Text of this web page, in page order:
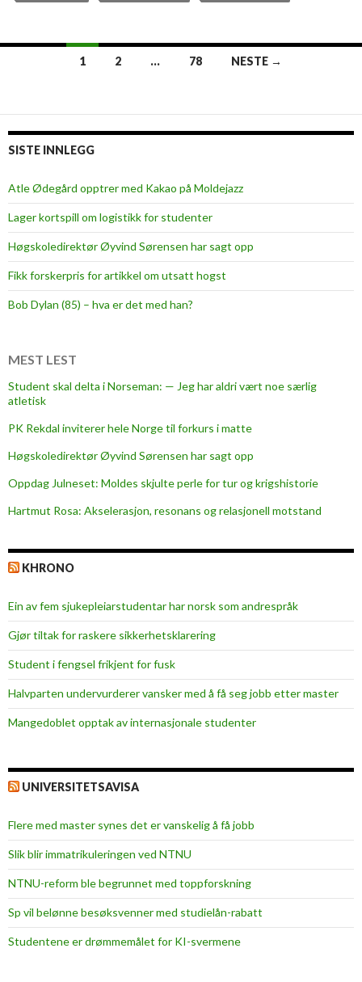
s
n
d
r
d
e
s
r
e
t
t
e
–
h
o
g
v
e
l
f
e
r
d
s
t
t
e
n
?
1 2 … 78 NESTE →
SISTE INNLEGG
Atle Ødegård opptrer med Kakao på Moldejazz
Lager kortspill om logistikk for studenter
Høgskoledirektør Øyvind Sørensen har sagt opp
Fikk forskerpris for artikkel om utsatt hogst
Bob Dylan (85) – hva er det med han?
MEST LEST
Student skal delta i Norseman: — Jeg har aldri vært noe særlig
atletisk
PK Rekdal inviterer hele Norge til forkurs i matte
Høgskoledirektør Øyvind Sørensen har sagt opp
Oppdag Julneset: Moldes skjulte perle for tur og krigshistorie
Hartmut Rosa: Akselerasjon, resonans og relasjonell motstand
KHRONO
Ein av fem sjukepleiar­studentar har norsk som andrespråk
Gjør tiltak for raskere sikkerhets­klarering
Student i fengsel frikjent for fusk
Halvparten undervurderer vansker med å få seg jobb etter master
Mangedoblet opptak av internasjonale studenter
UNIVERSITETSAVISA
Flere med master synes det er vanskelig å få jobb
Slik blir immatrikuleringen ved NTNU
NTNU-reform ble begrunnet med toppforskning
Sp vil belønne besøksvenner med studielån-rabatt
Studentene er drømmemålet for KI-svermene